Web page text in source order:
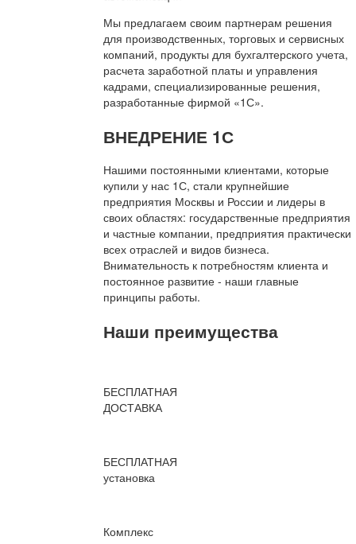
Мы предлагаем своим партнерам решения
для производственных, торговых и сервисных
компаний, продукты для бухгалтерского учета,
расчета заработной платы и управления
кадрами, специализированные решения,
разработанные фирмой «1С».
ВНЕДРЕНИЕ 1С
Нашими постоянными клиентами, которые
купили у нас 1С, стали крупнейшие
предприятия Москвы и России и лидеры в
своих областях: государственные предприятия
и частные компании, предприятия практически
всех отраслей и видов бизнеса.
Внимательность к потребностям клиента и
постоянное развитие - наши главные
принципы работы.
Наши преимущества
БЕСПЛАТНАЯ
ДОСТАВКА
БЕСПЛАТНАЯ
установка
Комплекс